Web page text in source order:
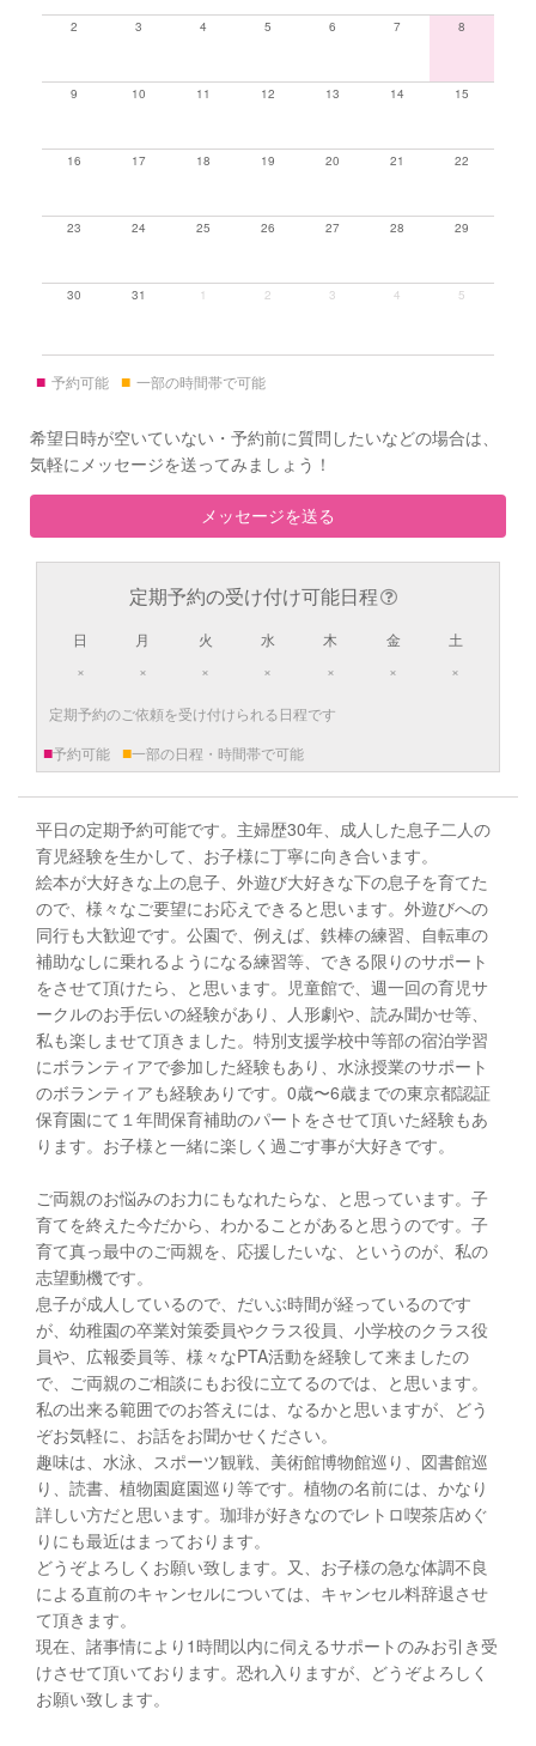
2 3 4 5 6 7 8
9 10 11 12 13 14 15
16 17 18 19 20 21 22
23 24 25 26 27 28 29
30 31 1 2 3 4 5
■ 予約可能 ■ 一部の時間帯で可能
希望日時が空いていない・予約前に質問したいなどの場合は、
気軽にメッセージを送ってみましょう！
メッセージを送る
定期予約の受け付け可能日程
日
×
月
×
火
×
水
×
木
×
金
×
土
×
定期予約のご依頼を受け付けられる日程です
■予約可能 ■一部の日程・時間帯で可能
平日の定期予約可能です。主婦歴30年、成人した息子二人の
育児経験を生かして、お子様に丁寧に向き合います。
絵本が大好きな上の息子、外遊び大好きな下の息子を育てた
ので、様々なご要望にお応えできると思います。外遊びへの
同行も大歓迎です。公園で、例えば、鉄棒の練習、自転車の
補助なしに乗れるようになる練習等、できる限りのサポート
をさせて頂けたら、と思います。児童館で、週一回の育児サ
ークルのお手伝いの経験があり、人形劇や、読み聞かせ等、
私も楽しませて頂きました。特別支援学校中等部の宿泊学習
にボランティアで参加した経験もあり、水泳授業のサポート
のボランティアも経験ありです。0歳〜6歳までの東京都認証
保育園にて１年間保育補助のパートをさせて頂いた経験もあ
ります。お子様と一緒に楽しく過ごす事が大好きです。
ご両親のお悩みのお力にもなれたらな、と思っています。子
育てを終えた今だから、わかることがあると思うのです。子
育て真っ最中のご両親を、応援したいな、というのが、私の
志望動機です。
息子が成人しているので、だいぶ時間が経っているのです
が、幼稚園の卒業対策委員やクラス役員、小学校のクラス役
員や、広報委員等、様々なPTA活動を経験して来ましたの
で、ご両親のご相談にもお役に立てるのでは、と思います。
私の出来る範囲でのお答えには、なるかと思いますが、どう
ぞお気軽に、お話をお聞かせください。
趣味は、水泳、スポーツ観戦、美術館博物館巡り、図書館巡
り、読書、植物園庭園巡り等です。植物の名前には、かなり
詳しい方だと思います。珈琲が好きなのでレトロ喫茶店めぐ
りにも最近はまっております。
どうぞよろしくお願い致します。又、お子様の急な体調不良
による直前のキャンセルについては、キャンセル料辞退させ
て頂きます。
現在、諸事情により1時間以内に伺えるサポートのみお引き受
けさせて頂いております。恐れ入りますが、どうぞよろしく
お願い致します。